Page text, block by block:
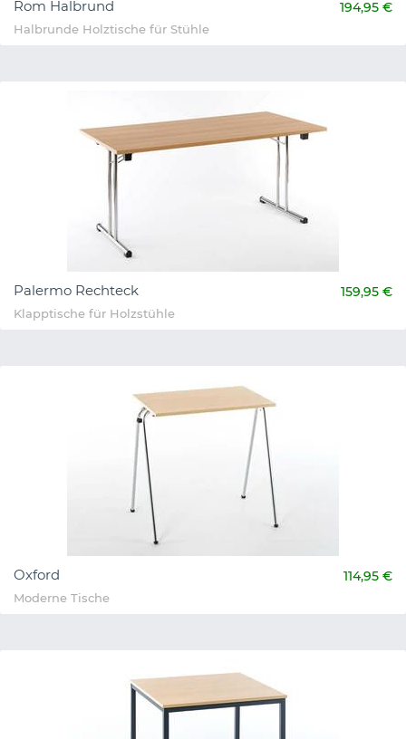
Rom Halbrund 194,95 €
Halbrunde Holztische für Stühle
Palermo Rechteck 159,95 €
Klapptische für Holzstühle
Oxford 114,95 €
Moderne Tische